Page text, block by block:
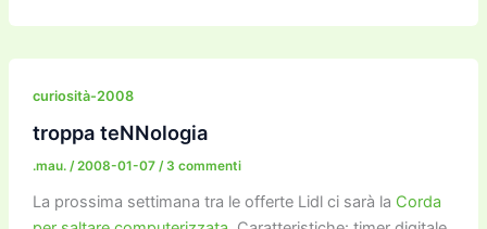
c
e
b
o
o
k
itt
er
ai
l
ai
l
st
o
e
gr
p
y
k
e
n
di
curiosità-2008
troppa teNNologia
.mau. /2008-01-07 / 3 commenti
La prossima settimana tra le offerte Lidl ci sarà la Corda